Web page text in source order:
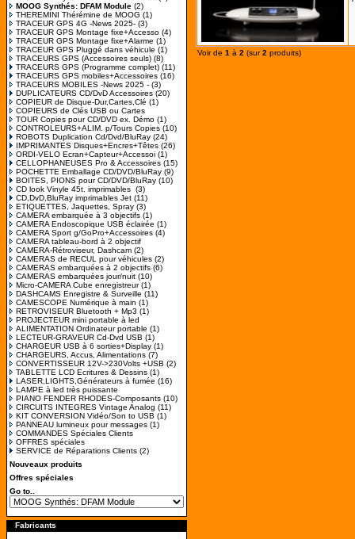
MOOG Synthés: DFAM Module (2)
THEREMINI Thérémine de MOOG (1)
TRACEUR GPS 4G -News 2025- (3)
TRACEUR GPS Montage fixe+Accesso (4)
TRACEUR GPS Montage fixe+Alarme (1)
TRACEUR GPS Pluggé dans véhicule (1)
TRACEURS GPS (Accessoires seuls) (8)
TRACEURS GPS (Programme complet) (11)
TRACEURS GPS mobiles+Accessoires (16)
TRACEURS MOBILES -News 2025 - (3)
DUPLICATEURS CD/DvD Accessoires (20)
COPIEUR de Disque-Dur,Cartes,Clé (1)
COPIEURS de Clés USB ou Cartes
TOUR Copies pour CD/DVD ex. Démo (1)
CONTROLEURS+ALIM. p/Tours Copies (10)
ROBOTS Duplication Cd/Dvd/BluRay (24)
IMPRIMANTES Disques+Encres+Têtes (26)
ORDI-VELO Ecran+Capteur+Accessoi (1)
CELLOPHANEUSES Pro & Accessoires (15)
POCHETTE Emballage CD/DVD/BluRay (9)
BOITES, PIONS pour CD/DVD/BluRay (10)
CD look Vinyle 45t. imprimables (3)
CD,DvD,BluRay imprimables Jet (11)
ETIQUETTES, Jaquettes, Spray (3)
CAMERA embarquée à 3 objectifs (1)
CAMERA Endoscopique USB éclairée (1)
CAMERA Sport g/GoPro+Accessoires (4)
CAMERA tableau-bord à 2 objectif
CAMERA-Rétroviseur, Dashcam (2)
CAMERAS de RECUL pour véhicules (2)
CAMERAS embarquées à 2 objectifs (6)
CAMERAS embarquées jour/nuit (10)
Micro-CAMERA Cube enregistreur(1)
DASHCAMS Enregistre & Surveille (11)
CAMESCOPE Numérique à main (1)
RETROVISEUR Bluetooth + Mp3 (1)
PROJECTEUR mini portable à led
ALIMENTATION Ordinateur portable (1)
LECTEUR-GRAVEUR Cd-Dvd USB (1)
CHARGEUR USB à 6 sorties+Display (1)
CHARGEURS, Accus, Alimentations (7)
CONVERTISSEUR 12V->230Volts +USB (2)
TABLETTE LCD Ecritures & Dessins (1)
LASER,LIGHTS,Générateurs à fumée (16)
LAMPE à led très puissante
PIANO FENDER RHODES-Composants (10)
CIRCUITS INTEGRES Vintage Analog (11)
KIT CONVERSION Vidéo/Son to USB (1)
PANNEAU lumineux pour messages (1)
COMMANDES Spéciales Clients
OFFRES spéciales
SERVICE de Réparations Clients (2)
Nouveaux produits
Offres spéciales
Go to..
Fabricants
Voir de 1 à 2 (sur2 produits)